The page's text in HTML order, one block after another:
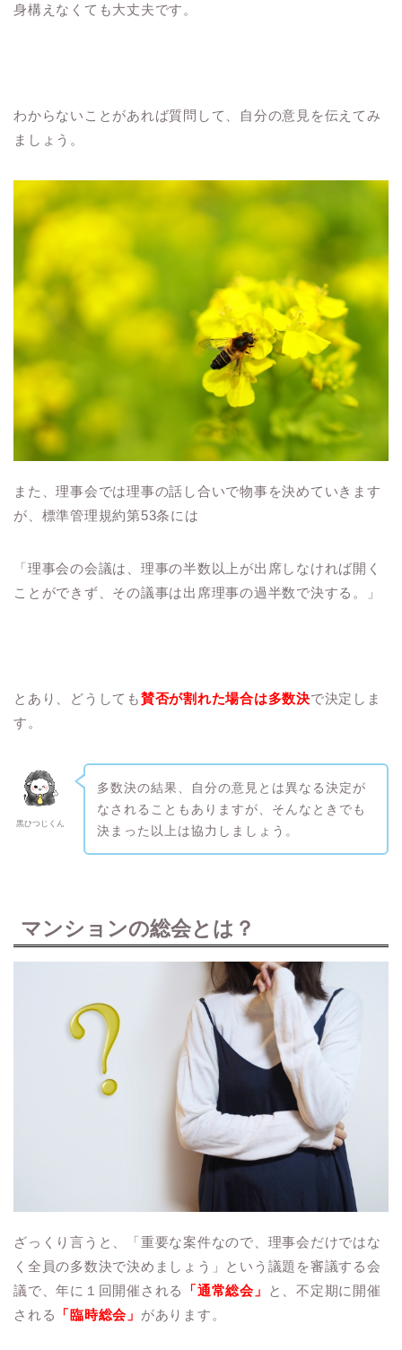
身構えなくても大丈夫です。
わからないことがあれば質問して、自分の意見を伝えてみ
ましょう。
また、理事会では理事の話し合いで物事を決めていきます
が、標準管理規約第53条には
「理事会の会議は、理事の半数以上が出席しなければ開く
ことができず、その議事は出席理事の過半数で決する。」
とあり、どうしても賛否が割れた場合は多数決で決定しま
す。
黒ひつじくん
多数決の結果、自分の意見とは異なる決定が
なされることもありますが、そんなときでも
決まった以上は協力しましょう。
マンションの総会とは？
ざっくり言うと、「重要な案件なので、理事会だけではな
く全員の多数決で決めましょう」という議題を審議する会
議で、年に１回開催される
「通常総会」
と、不定期に開催
される
「臨時総会」 があります。